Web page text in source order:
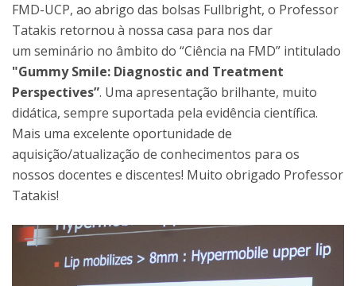
FMD-UCP, ao abrigo das bolsas Fullbright, o Professor
Tatakis retornou à nossa casa para nos dar
um seminário no âmbito do “Ciência na FMD” intitulado
"Gummy Smile: Diagnostic and Treatment
Perspectives”. Uma apresentação brilhante, muito
didática, sempre suportada pela evidência científica.
Mais uma excelente oportunidade de
aquisição/atualização de conhecimentos para os
nossos docentes e discentes! Muito obrigado Professor
Tatakis!